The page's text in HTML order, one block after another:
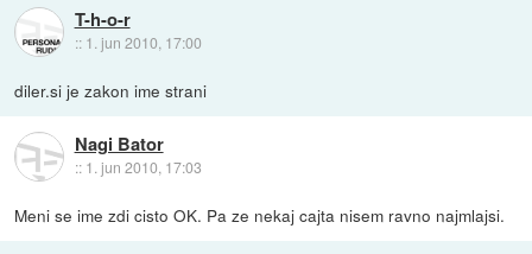
T-h-o-r
:: 1. jun 2010, 17:00
diler.si je zakon ime strani
Nagi Bator
:: 1. jun 2010, 17:03
Meni se ime zdi cisto OK. Pa ze nekaj cajta nisem ravno najmlajsi.